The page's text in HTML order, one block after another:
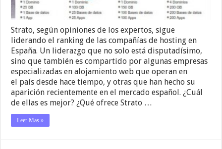
Strato, según opiniones de los expertos, sigue
liderando el ranking de las compañías de hosting en
España. Un liderazgo que no solo está disputadísimo,
sino que también es compartido por algunas empresas
especializadas en alojamiento web que operan en
el país desde hace tiempo, y otras que han hecho su
aparición recientemente en el mercado español. ¿Cuál
de ellas es mejor? ¿Qué ofrece Strato …
Leer Mas »